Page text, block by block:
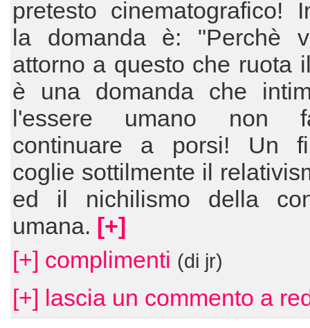
pretesto cinematografico!
la domanda è: "Perchè
attorno a questo che ruota
è una domanda che
l'essere umano non
continuare a porsi! Un
coglie sottilmente il
ed il nichilismo della
umana. [+]
[+] complimenti (di jr)
[+] lascia un commento a